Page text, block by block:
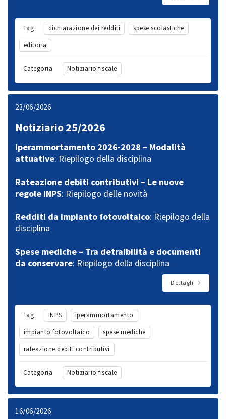
Tag dichiarazione dei redditi
spese scolastiche
editoria
Categoria Notiziario fiscale
23/06/2026
Notiziario 25/2026
Iperammortamento 2026-2028 – Modalità
attuative: Riepilogo della disciplina
Rateazione debiti contributivi – Le nuove
regole INPS: Riepilogo delle novità
Redditi da impianto fotovoltaico: Riepilogo della
disciplina
Spese mediche – Tra detraibilità e documenti
da conservare: Riepilogo della disciplina
Dettagli
Tag INPS
iperammortamento
impianto fotovoltaico
spese mediche
rateazione debiti contributivi
Categoria Notiziario fiscale
16/06/2026